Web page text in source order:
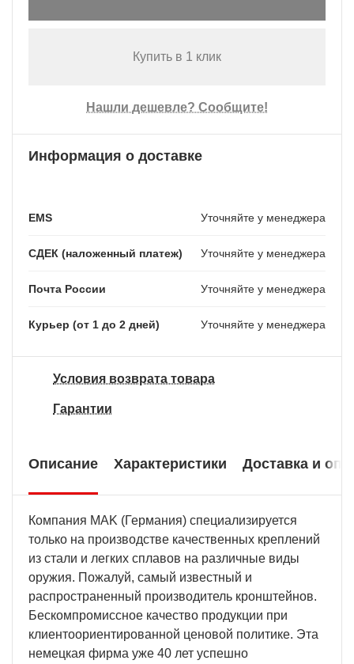
Купить в 1 клик
Нашли дешевле? Сообщите!
Информация о доставке
EMS Уточняйте у менеджера
СДЕК (наложенный платеж) Уточняйте у менеджера
Почта России Уточняйте у менеджера
Курьер (от 1 до 2 дней) Уточняйте у менеджера
Условия возврата товара
Гарантии
Описание Характеристики Доставка и
Компания MAK (Германия) специализируется
только на производстве качественных креплений
из стали и легких сплавов на различные виды
оружия. Пожалуй, самый известный и
распространенный производитель кронштейнов.
Бескомпромиссное качество продукции при
клиентоориентированной ценовой политике. Эта
немецкая фирма уже 40 лет успешно